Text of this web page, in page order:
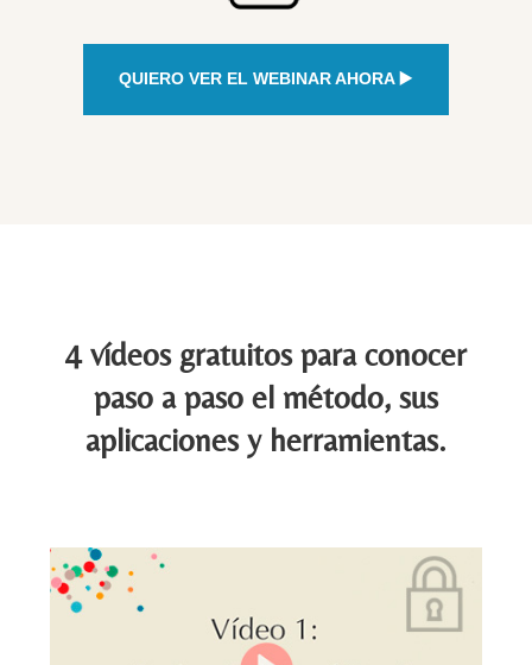
QUIERO VER EL WEBINAR AHORA ▶️
4 vídeos gratuitos para conocer
paso a paso el método, sus
aplicaciones y herramientas.